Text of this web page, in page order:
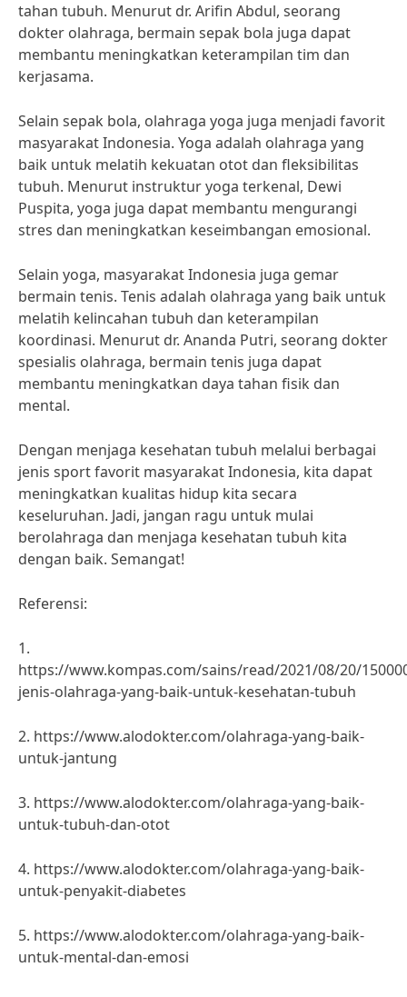
tahan tubuh. Menurut dr. Arifin Abdul, seorang
dokter olahraga, bermain sepak bola juga dapat
membantu meningkatkan keterampilan tim dan
kerjasama.
Selain sepak bola, olahraga yoga juga menjadi favorit
masyarakat Indonesia. Yoga adalah olahraga yang
baik untuk melatih kekuatan otot dan fleksibilitas
tubuh. Menurut instruktur yoga terkenal, Dewi
Puspita, yoga juga dapat membantu mengurangi
stres dan meningkatkan keseimbangan emosional.
Selain yoga, masyarakat Indonesia juga gemar
bermain tenis. Tenis adalah olahraga yang baik untuk
melatih kelincahan tubuh dan keterampilan
koordinasi. Menurut dr. Ananda Putri, seorang dokter
spesialis olahraga, bermain tenis juga dapat
membantu meningkatkan daya tahan fisik dan
mental.
Dengan menjaga kesehatan tubuh melalui berbagai
jenis sport favorit masyarakat Indonesia, kita dapat
meningkatkan kualitas hidup kita secara
keseluruhan. Jadi, jangan ragu untuk mulai
berolahraga dan menjaga kesehatan tubuh kita
dengan baik. Semangat!
Referensi:
1.
https://www.kompas.com/sains/read/2021/08/20/
jenis-olahraga-yang-baik-untuk-kesehatan-tubuh
2. https://www.alodokter.com/olahraga-yang-baik-
untuk-jantung
3. https://www.alodokter.com/olahraga-yang-baik-
untuk-tubuh-dan-otot
4. https://www.alodokter.com/olahraga-yang-baik-
untuk-penyakit-diabetes
5. https://www.alodokter.com/olahraga-yang-baik-
untuk-mental-dan-emosi